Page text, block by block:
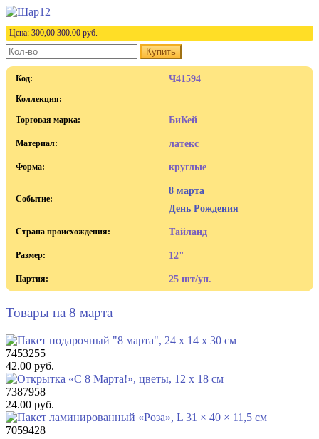
Цена: 300,00 300.00 руб.
Купить
Код: Ч41594
Коллекция:
Торговая марка: БиКей
Материал: латекс
Форма: круглые
Событие:
8 марта
День Рождения
Страна происхождения: Тайланд
Размер: 12"
Партия: 25 шт/уп.
Товары на 8 марта
7453255
42.00 руб.
7387958
24.00 руб.
7059428